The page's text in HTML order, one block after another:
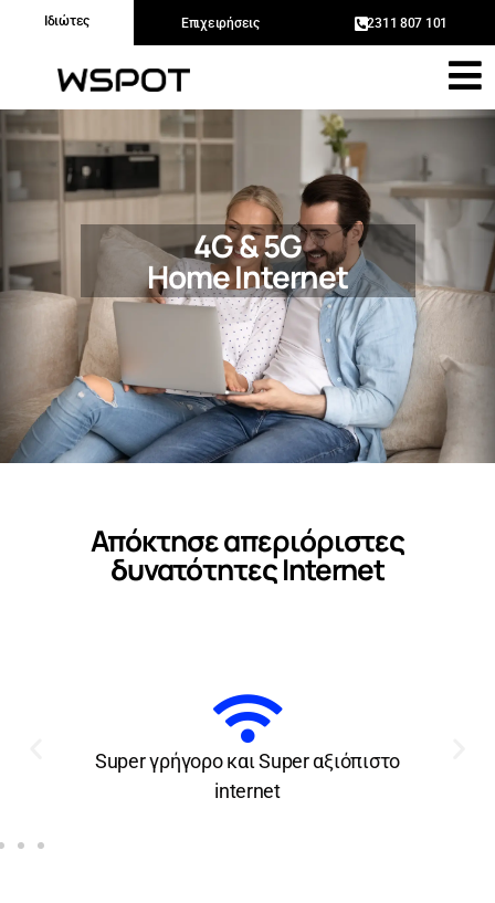
Ιδιώτες Επιχειρήσεις 2311 807 101
4G & 5G
Home Internet
Απόκτησε απεριόριστες
δυνατότητες Internet
Απεριόριστη ομιλία προς εθνικά
σταθερά & κινητά